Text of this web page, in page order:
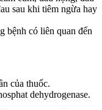
sau khi tiêm ngừa hay
bệnh có liên quan đến
của thuốc.
dehydrogenase.